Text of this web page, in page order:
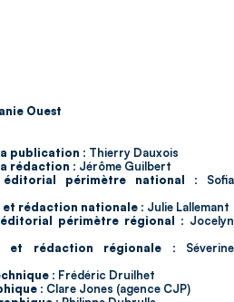
Ouest
publication : Thierry Dauxois
rédaction : Jérôme Guilbert
éditorial périmètre national : Sofia
rédaction nationale : Julie Lallemant
éditorial périmètre régional : Jocelyn
et rédaction régionale : Séverine
: Frédéric Druilhet
: Clare Jones (agence CJP)